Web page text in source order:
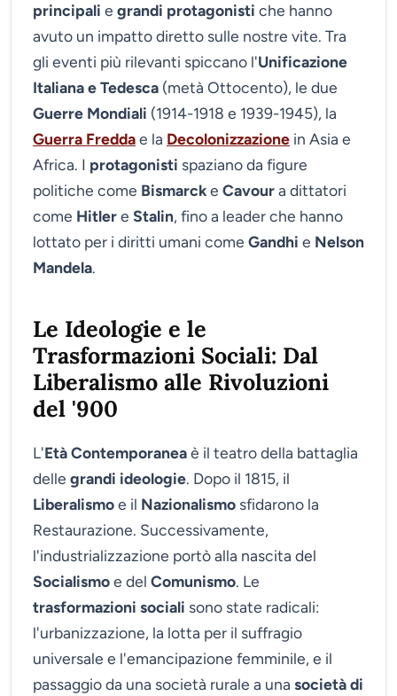
principali e grandi protagonisti che hanno
avuto un impatto diretto sulle nostre vite. Tra
gli eventi più rilevanti spiccano l'Unificazione
Italiana e Tedesca (metà Ottocento), le due
Guerre Mondiali (1914-1918 e 1939-1945), la
Guerra Freddae la Decolonizzazione in Asia e
Africa. I protagonisti spaziano da figure
politiche come Bismarcke Cavoura dittatori
come Hitlere Stalin, fino a leader che hanno
lottato per i diritti umani come Gandhi e Nelson
Mandela.
Le Ideologie e le
Trasformazioni Sociali: Dal
Liberalismo alle Rivoluzioni
del '900
L'Età Contemporaneaè il teatro della battaglia
delle grandi ideologie. Dopo il 1815, il
Liberalismoe il Nazionalismo sfidarono la
Restaurazione. Successivamente,
l'industrializzazione portò alla nascita del
Socialismoe del Comunismo. Le
trasformazioni sociali sono state radicali:
l'urbanizzazione, la lotta per il suffragio
universale e l'emancipazione femminile, e il
passaggio da una società rurale a una società di